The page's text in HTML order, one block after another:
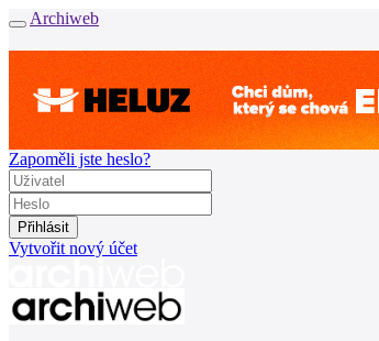
Archiweb
Zapoměli jste heslo?
Vytvořit nový účet